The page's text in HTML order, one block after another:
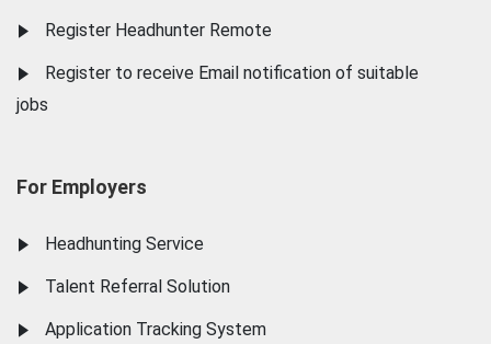
Register Headhunter Remote
Register to receive Email notification of suitable
jobs
For Employers
Headhunting Service
Talent Referral Solution
Application Tracking System